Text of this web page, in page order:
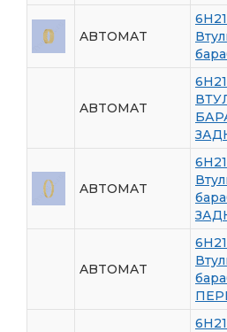
ABTOMAT
ABTOMAT
ABTOMAT
ABTOMAT